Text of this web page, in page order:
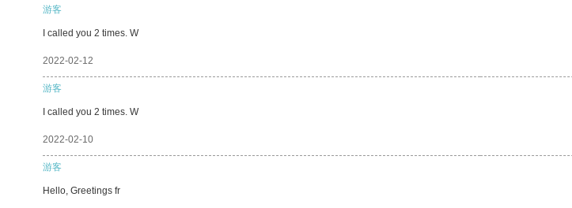
游客
I called you 2 times. W
2022-02-12
游客
I called you 2 times. W
2022-02-10
游客
Hello, Greetings fr